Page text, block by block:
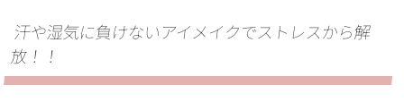
汗や湿気に負けないアイメイクでストレスから解
放！！